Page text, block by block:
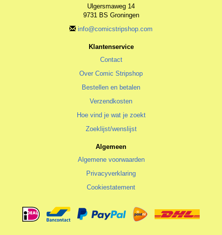
Ulgersmaweg 14
9731 BS Groningen
info@comicstripshop.com
Klantenservice
Contact
Over Comic Stripshop
Bestellen en betalen
Verzendkosten
Hoe vind je wat je zoekt
Zoeklijst/wenslijst
Algemeen
Algemene voorwaarden
Privacyverklaring
Cookiestatement